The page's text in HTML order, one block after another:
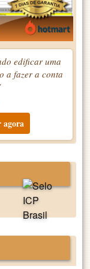
edificar uma
a fazer a conta